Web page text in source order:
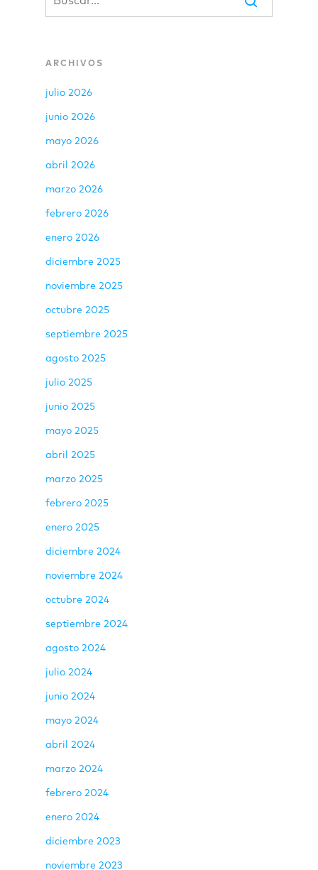
ARCHIVOS
julio 2026
junio 2026
mayo 2026
abril 2026
marzo 2026
febrero 2026
enero 2026
diciembre 2025
noviembre 2025
octubre 2025
septiembre 2025
agosto 2025
julio 2025
junio 2025
mayo 2025
abril 2025
marzo 2025
febrero 2025
enero 2025
diciembre 2024
noviembre 2024
octubre 2024
septiembre 2024
agosto 2024
julio 2024
junio 2024
mayo 2024
abril 2024
marzo 2024
febrero 2024
enero 2024
diciembre 2023
noviembre 2023